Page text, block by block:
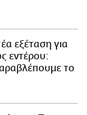
εξέταση για
εντέρου:
το